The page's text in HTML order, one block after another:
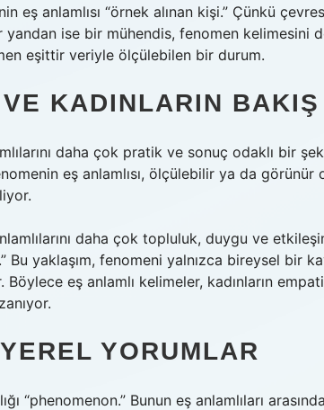
eş anlamlısı “örnek alınan kişi.” Çünkü
ise bir mühendis, fenomen kelimesini
eşittir veriyle ölçülebilen bir durum.
KADINLARIN
daha çok pratik ve sonuç odaklı bir
eş anlamlısı, ölçülebilir ya da görünür
daha çok topluluk, duygu ve
Bu yaklaşım, fenomeni yalnızca bireysel bir
eş anlamlı kelimeler, kadınların
YORUMLAR
“phenomenon.” Bunun eş anlamlıları